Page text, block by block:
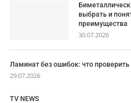
выбрать и
преимущества
30.07.2026
Ламинат без ошибок: что
29.07.2026
TV NEWS